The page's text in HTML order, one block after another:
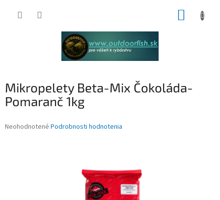
Mikropelety Beta-Mix Čokoláda-
Pomaranč 1kg
Priemerné
Neohodnotené Podrobnosti hodnotenia